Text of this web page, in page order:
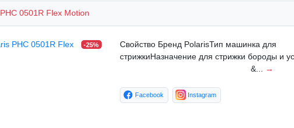
PHC 0501R Flex Motion
-25%
Свойство Бренд PolarisТип машинка для
стрижкиНазначение для стрижки бороды и
&...
→
Facebook Instagram